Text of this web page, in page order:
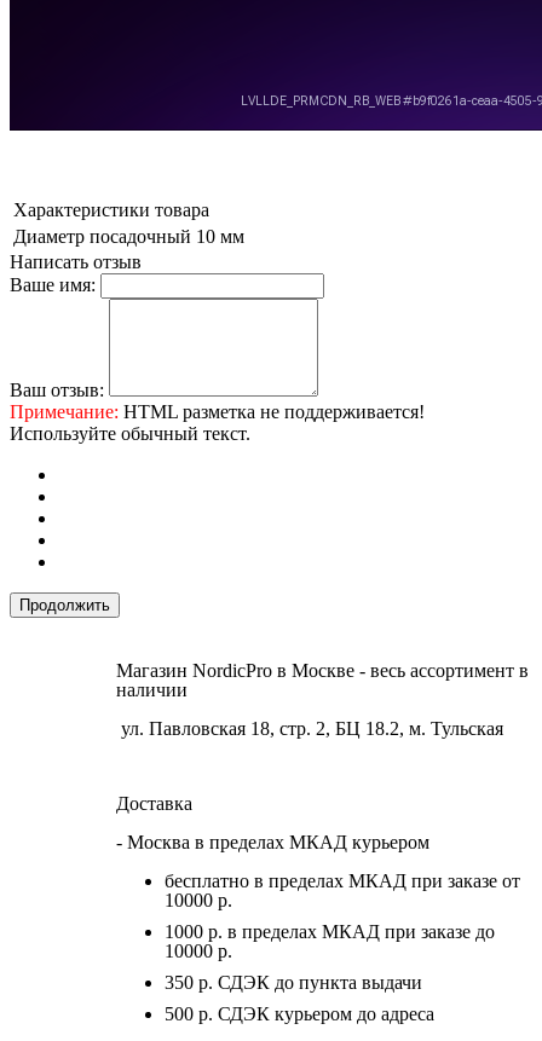
Характеристики товара
Диаметр посадочный 10 мм
Написать отзыв
Ваше имя:
Ваш отзыв:
Примечание: HTML разметка не поддерживается!
Используйте обычный текст.
Продолжить
Магазин NordicPro в Москве - весь ассортимент в
наличии
ул. Павловская 18, стр. 2, БЦ 18.2, м. Тульская
Доставка
- Москва в пределах МКАД курьером
бесплатно в пределах МКАД при заказе от
10000 р.
1000 р. в пределах МКАД при заказе до
10000 р.
350 р. СДЭК до пункта выдачи
500 р. СДЭК курьером до адреса